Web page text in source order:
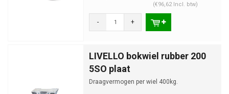
(€96,62 Incl. btw)
- +
LIVELLO bokwiel rubber 200
5SO plaat
Draagvermogen per wiel 400kg.